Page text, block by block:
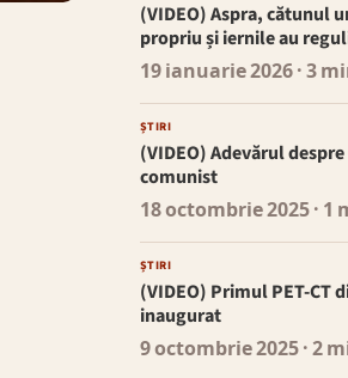
(VIDEO) Aspra, cătunul
propriu și iernile au
19 ianuarie 2026· 3
ȘTIRI
(VIDEO) Adevărul
comunist
18 octombrie 2025· 1
ȘTIRI
(VIDEO) Primul PET-CT
inaugurat
9 octombrie 2025· 2